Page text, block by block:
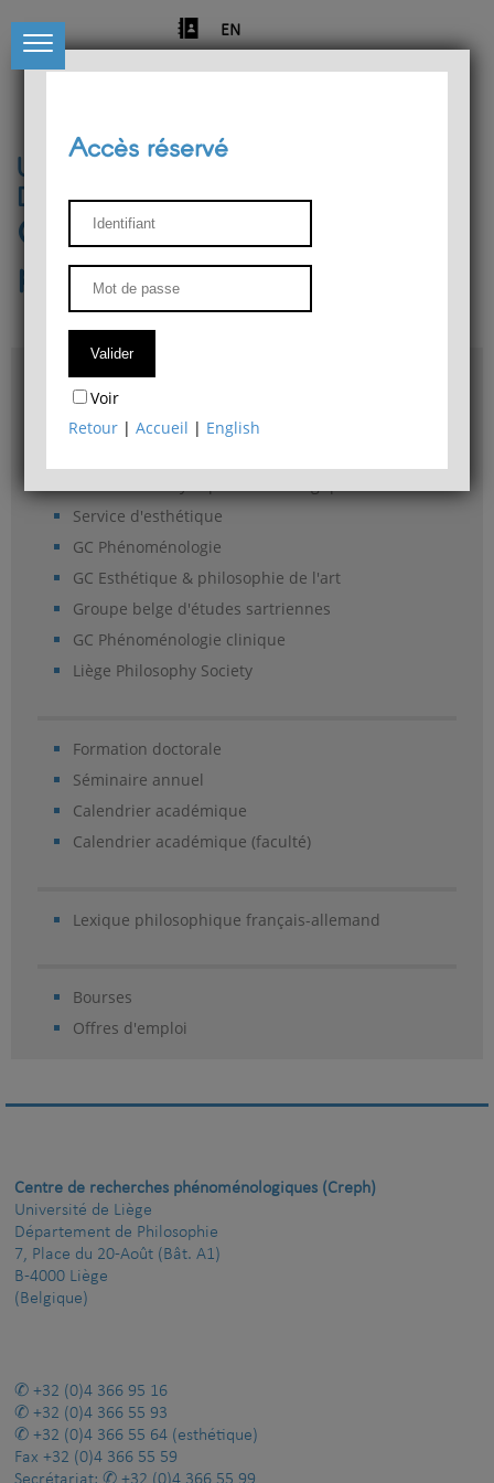
EN
Université de Liège
Département de philosophie
Centre de recherches
phénoménologiques
Accès & plans
Bibliothèque du Département de philosophie
Service d'esthétique
GC Phénoménologie
GC Esthétique & philosophie de l'art
Groupe belge d'études sartriennes
GC Phénoménologie clinique
Liège Philosophy Society
Formation doctorale
Séminaire annuel
Calendrier académique
Calendrier académique (faculté)
Lexique philosophique français-allemand
Bourses
Offres d'emploi
Accès réservé
Voir
Retour |Accueil | English
Centre de recherches phénoménologiques (Creph)
Université de Liège
Département de Philosophie
7, Place du 20-Août (Bât. A1)
B-4000 Liège
(Belgique)
+32 (0)4 366 95 16
+32 (0)4 366 55 93
+32 (0)4 366 55 64 (esthétique)
Fax +32 (0)4 366 55 59